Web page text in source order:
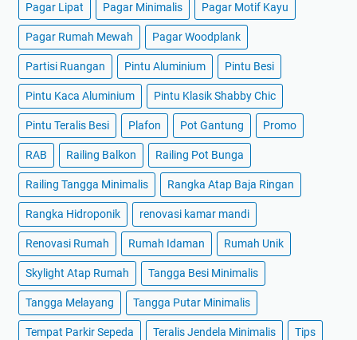
Pagar Lipat Pagar Minimalis Pagar Motif Kayu
Pagar Rumah Mewah Pagar Woodplank
Partisi Ruangan Pintu Aluminium Pintu Besi
Pintu Kaca Aluminium Pintu Klasik Shabby Chic
Pintu Teralis Besi Plafon Pot Gantung Promo
RAB Railing Balkon Railing Pot Bunga
Railing Tangga Minimalis Rangka Atap Baja Ringan
Rangka Hidroponik renovasi kamar mandi
Renovasi Rumah Rumah Idaman Rumah Unik
Skylight Atap Rumah Tangga Besi Minimalis
Tangga Melayang Tangga Putar Minimalis
Tempat Parkir Sepeda Teralis Jendela Minimalis Tips